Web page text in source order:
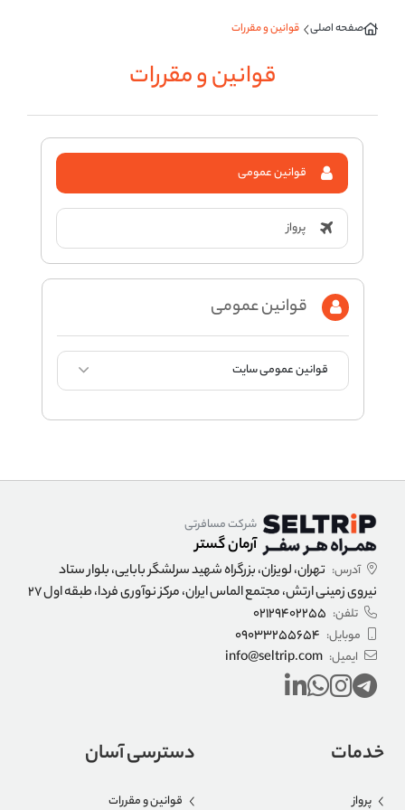
صفحه اصلی قوانین و مقررات
قوانین و مقررات
قوانین عمومی
پرواز
قوانین عمومی
قوانین عمومی سایت
شرکت مسافرتی
آرمان گستر
آدرس: تهران، لویزان، بزرگراه شهید سرلشگر بابایی، بلوار ستاد
نیروی زمینی ارتش، مجتمع الماس ایران، مرکز نوآوری فردا، طبقه اول 27
تلفن: 02129402255
موبایل: 09033255654
ایمیل: info@seltrip.com
خدمات
پرواز
دسترسی آسان
قوانین و مقررات